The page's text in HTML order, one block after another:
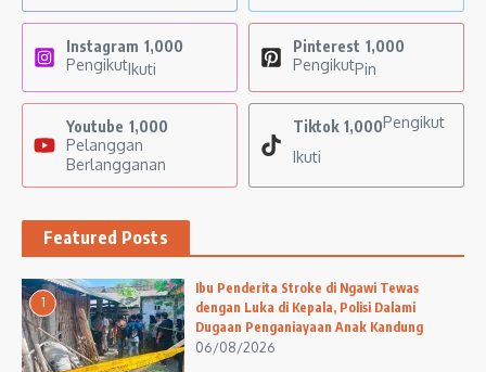
Instagram 1,000
PengikutIkuti
Pinterest 1,000
PengikutPin
Youtube 1,000
Pelanggan
Berlangganan
Tiktok 1,000Pengikut
Ikuti
Featured Posts
1
Ibu Penderita Stroke di Ngawi Tewas
dengan Luka di Kepala, Polisi Dalami
Dugaan Penganiayaan Anak Kandung
06/08/2026